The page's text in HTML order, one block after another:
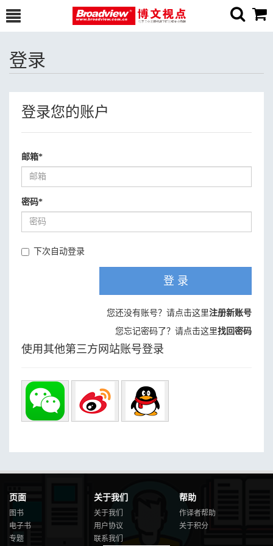
登录
登录您的账户
邮箱*
密码*
下次自动登录
登 录
您还没有账号？请点击这里注册新账号
您忘记密码了？请点击这里找回密码
使用其他第三方网站账号登录
页面
图书
电子书
专题
关于我们
关于我们
用户协议
联系我们
帮助
作译者帮助
关于积分